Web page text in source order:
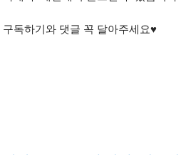
구독하기와 댓글 꼭 달아주세요♥